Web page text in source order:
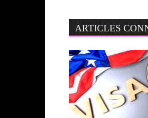
ARTICLES